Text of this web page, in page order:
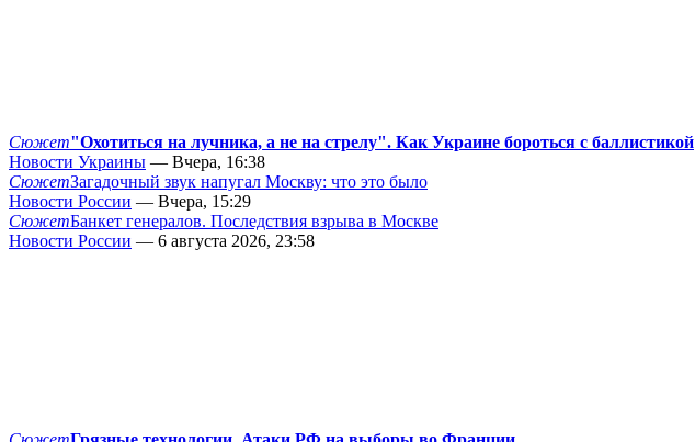
Сюжет"Охотиться на лучника, а не на стрелу". Как Украине бороться с баллистикой
Новости Украины — Вчера, 16:38
СюжетЗагадочный звук напугал Москву: что это было
Новости России — Вчера, 15:29
СюжетБанкет генералов. Последствия взрыва в Москве
Новости России — 6 августа 2026, 23:58